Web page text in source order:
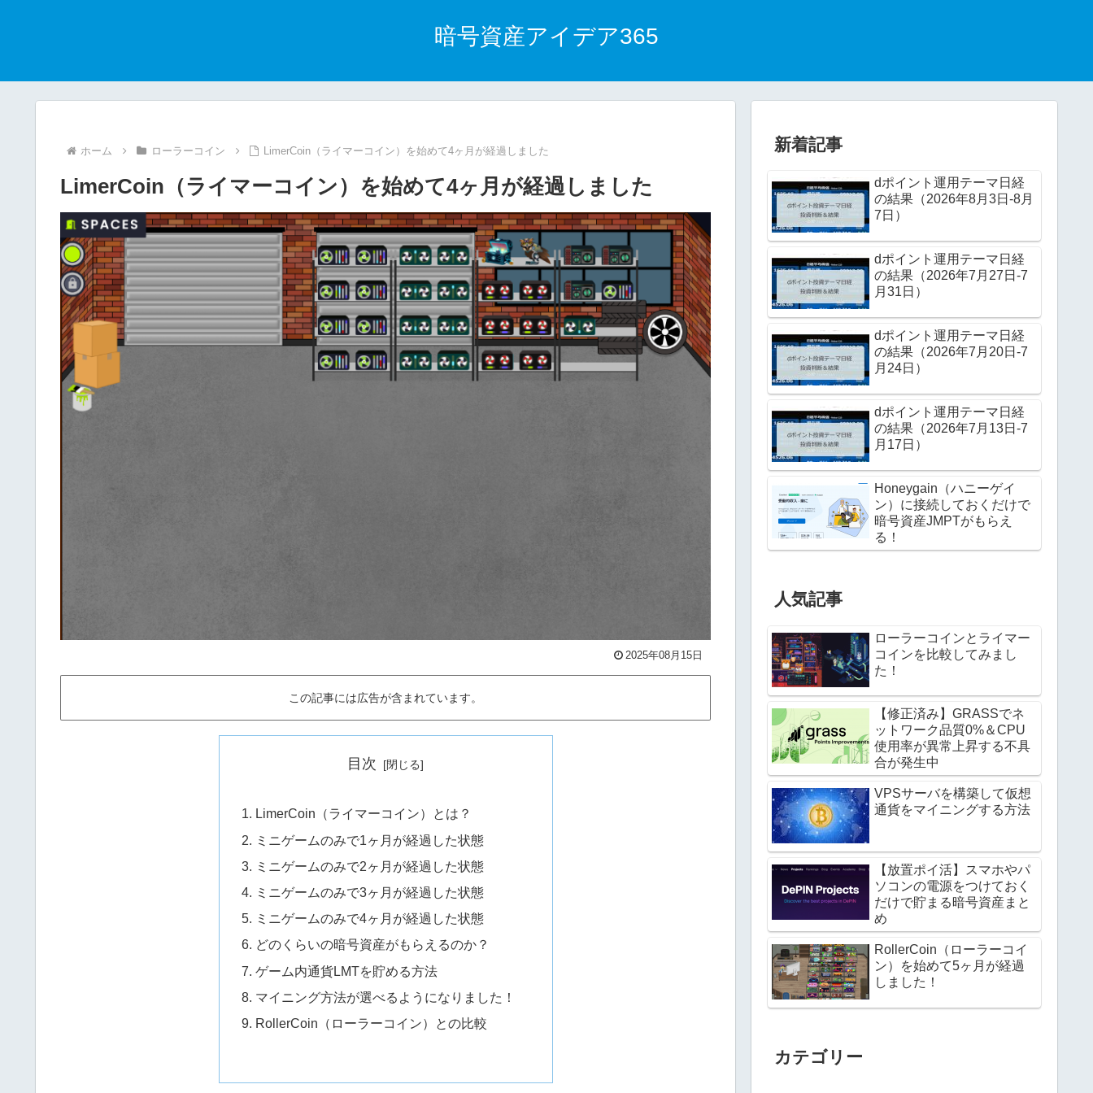
暗号資産アイデア365
ホーム ローラーコイン LimerCoin（ライマーコイン）を始めて4ヶ月が経過しました
LimerCoin（ライマーコイン）を始めて4ヶ月が経過しました
2025年08月15日
この記事には広告が含まれています。
目次
LimerCoin（ライマーコイン）とは？
ミニゲームのみで1ヶ月が経過した状態
ミニゲームのみで2ヶ月が経過した状態
ミニゲームのみで3ヶ月が経過した状態
ミニゲームのみで4ヶ月が経過した状態
どのくらいの暗号資産がもらえるのか？
ゲーム内通貨LMTを貯める方法
マイニング方法が選べるようになりました！
RollerCoin（ローラーコイン）との比較
新着記事
dポイント運用テーマ日経
の結果（2026年8月3日-8月
7日）
dポイント運用テーマ日経
の結果（2026年7月27日-7
月31日）
dポイント運用テーマ日経
の結果（2026年7月20日-7
月24日）
dポイント運用テーマ日経
の結果（2026年7月13日-7
月17日）
Honeygain（ハニーゲイ
ン）に接続しておくだけで
暗号資産JMPTがもらえ
る！
人気記事
ローラーコインとライマー
コインを比較してみまし
た！
【修正済み】GRASSでネ
ットワーク品質0%＆CPU
使用率が異常上昇する不具
合が発生中
VPSサーバを構築して仮想
通貨をマイニングする方法
【放置ポイ活】スマホやパ
ソコンの電源をつけておく
だけで貯まる暗号資産まと
め
RollerCoin（ローラーコイ
ン）を始めて5ヶ月が経過
しました！
カテゴリー